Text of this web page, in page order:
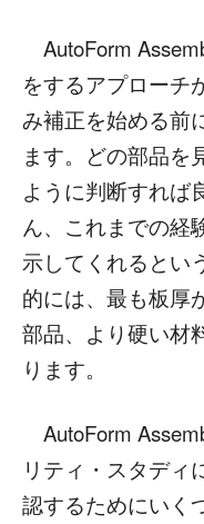
AutoForm
をするアプローチ
み補正を始める前
ます。どの部品を
ように判断すれば
ん、これまでの経
示してくれるとい
的には、最も板厚
部品、より硬い材
ります。
AutoForm
リティ・スタディ
認するためにいく